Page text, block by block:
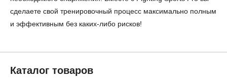
сделаете свой тренировочный процесс максимально полным
и эффективным без каких-либо рисков!
Каталог товаров